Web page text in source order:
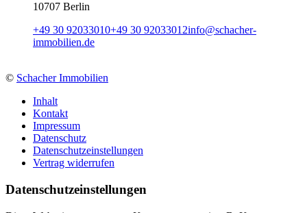
10707 Berlin
+49 30 92033010+49 30 92033012info@schacher-
immobilien.de
© Schacher Immobilien
Inhalt
Kontakt
Impressum
Datenschutz
Datenschutzeinstellungen
Vertrag widerrufen
Daten­schutz­ein­stellungen